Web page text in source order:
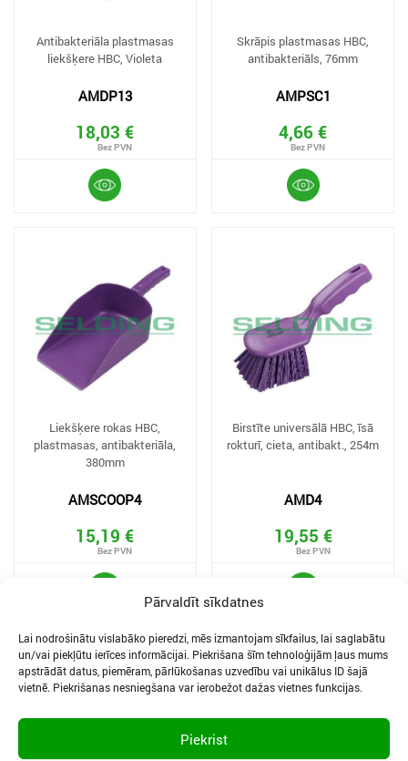
Pārvaldīt sīkdatnes
Lai nodrošinātu vislabāko pieredzi, mēs izmantojam sīkfailus, lai saglabātu
un/vai piekļūtu ierīces informācijai. Piekrišana šīm tehnoloģijām ļaus mums
apstrādāt datus, piemēram, pārlūkošanas uzvedību vai unikālus ID šajā
vietnē. Piekrišanas nesniegšana var ierobežot dažas vietnes funkcijas.
Piekrist
Antibakteriāla plastmasas
liekšķere HBC, Violeta
AMDP13
18,03 €
Skrāpis plastmasas HBC,
antibakteriāls, 76mm
AMPSC1
4,66 €
Liekšķere rokas HBC,
plastmasas, antibakteriāla,
380mm
AMSCOOP4
15,19 €
Birstīte universālā HBC, īsā
rokturī, cieta, antibakt., 254m
AMD4
19,55 €
LIETOŠANAS NOTEIKUMI